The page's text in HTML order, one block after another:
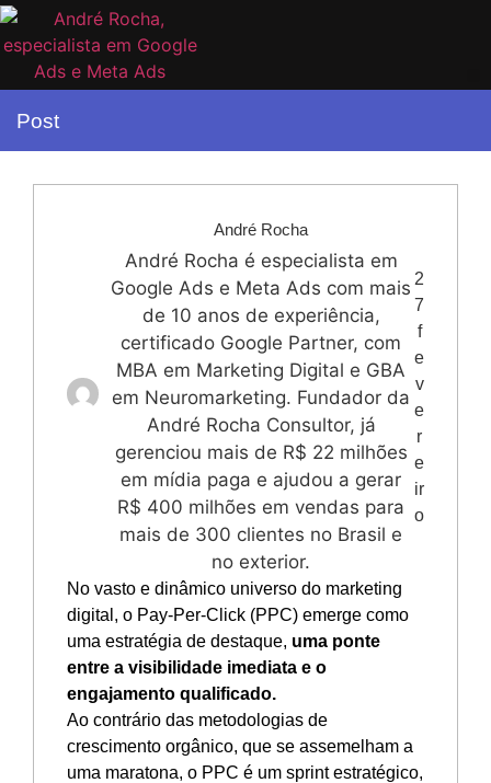
Post
André Rocha
André Rocha é especialista em
Google Ads e Meta Ads com mais
de 10 anos de experiência,
certificado Google Partner, com
MBA em Marketing Digital e GBA
em Neuromarketing. Fundador da
André Rocha Consultor, já
gerenciou mais de R$ 22 milhões
em mídia paga e ajudou a gerar
R$ 400 milhões em vendas para
mais de 300 clientes no Brasil e
no exterior.
2
7
f
e
v
e
r
e
ir
o
No vasto e dinâmico universo do marketing
digital, o Pay-Per-Click (PPC) emerge como
uma estratégia de destaque, uma ponte
entre a visibilidade imediata e o
engajamento qualificado.
Ao contrário das metodologias de
crescimento orgânico, que se assemelham a
uma maratona, o PPC é um sprint estratégico,